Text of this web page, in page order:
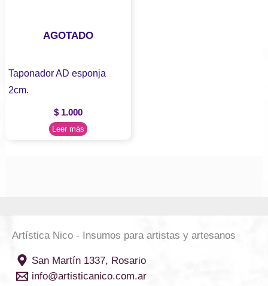
AGOTADO
Taponador AD esponja
2cm.
$ 1.000
Leer más
Artística Nico - Insumos para artistas y artesanos
San Martín 1337, Rosario
info@artisticanico.com.ar